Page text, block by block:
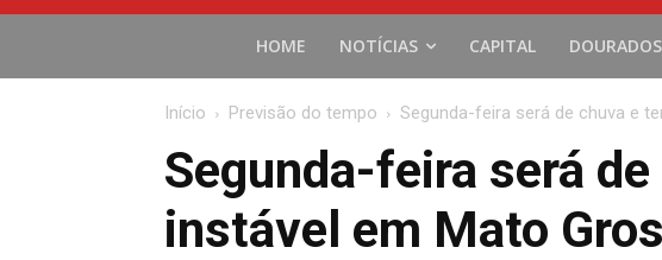
HOME NOTÍCIAS CAPITAL DOURADOS
Início Previsão do tempo Segunda-feira será de chuva e
Segunda-feira será
instável em Mato